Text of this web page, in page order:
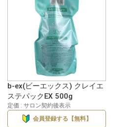
b-ex(ビーエックス) クレイエ
ステパックEX 500g
定価 : サロン契約後表示
会員登録する【無料】